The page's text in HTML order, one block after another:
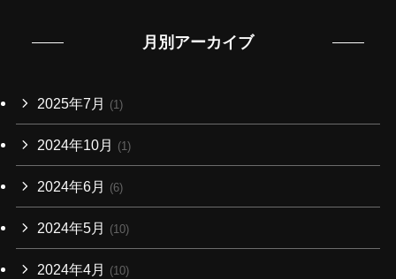
月別アーカイブ
2025年7月 (1)
2024年10月 (1)
2024年6月 (6)
2024年5月 (10)
2024年4月 (10)